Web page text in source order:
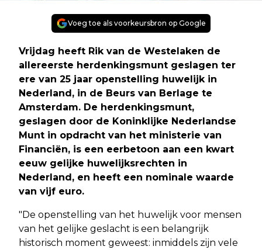
Voeg toe als voorkeursbron op Google
Vrijdag heeft Rik van de Westelaken de
allereerste herdenkingsmunt geslagen ter
ere van 25 jaar openstelling huwelijk in
Nederland, in de Beurs van Berlage te
Amsterdam. De herdenkingsmunt,
geslagen door de Koninklijke Nederlandse
Munt in opdracht van het ministerie van
Financiën, is een eerbetoon aan een kwart
eeuw gelijke huwelijksrechten in
Nederland, en heeft een nominale waarde
van vijf euro.
"De openstelling van het huwelijk voor mensen
van het gelijke geslacht is een belangrijk
historisch moment geweest: inmiddels zijn vele